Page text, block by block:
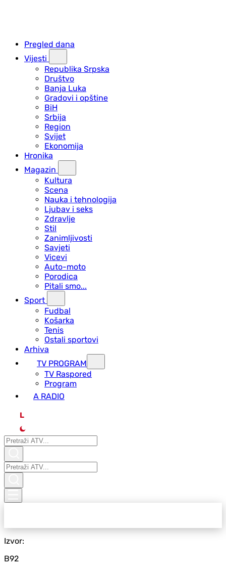
Pregled dana
Vijesti
Republika Srpska
Društvo
Banja Luka
Gradovi i opštine
BiH
Srbija
Region
Svijet
Ekonomija
Hronika
Magazin
Kultura
Scena
Nauka i tehnologija
Ljubav i seks
Zdravlje
Stil
Zanimljivosti
Savjeti
Vicevi
Auto-moto
Porodica
Pitali smo...
Sport
Fudbal
Košarka
Tenis
Ostali sportovi
Arhiva
TV PROGRAM
ТV Raspored
Program
A RADIO
L
Izvor:
B92